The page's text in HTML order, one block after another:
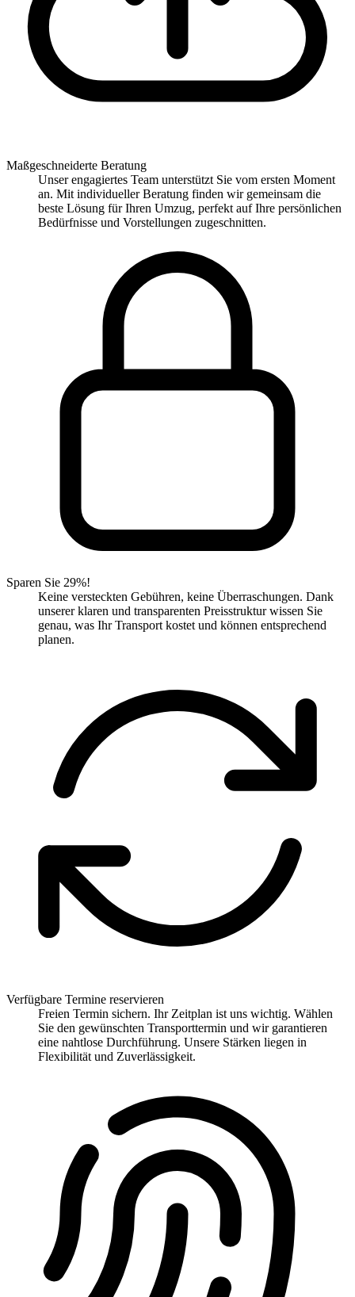
Maßgeschneiderte Beratung
Unser engagiertes Team unterstützt Sie vom ersten Moment
an. Mit individueller Beratung finden wir gemeinsam die
beste Lösung für Ihren Umzug, perfekt auf Ihre persönlichen
Bedürfnisse und Vorstellungen zugeschnitten.
Sparen Sie 29%!
Keine versteckten Gebühren, keine Überraschungen. Dank
unserer klaren und transparenten Preisstruktur wissen Sie
genau, was Ihr Transport kostet und können entsprechend
planen.
Verfügbare Termine reservieren
Freien Termin sichern. Ihr Zeitplan ist uns wichtig. Wählen
Sie den gewünschten Transporttermin und wir garantieren
eine nahtlose Durchführung. Unsere Stärken liegen in
Flexibilität und Zuverlässigkeit.